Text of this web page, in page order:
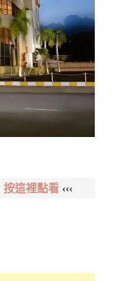
按這裡點看 ‹‹‹